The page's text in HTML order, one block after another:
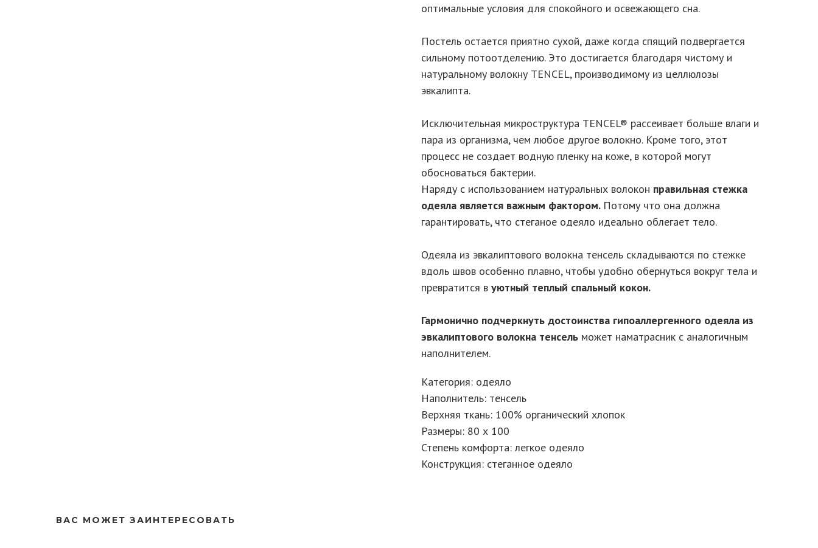
оптимальные условия для спокойного и освежающего сна.
Постель остается приятно сухой, даже когда спящий подвергается
сильному потоотделению. Это достигается благодаря чистому и
натуральному волокну TENCEL, производимому из целлюлозы
эвкалипта.
Исключительная микроструктура TENCEL® рассеивает больше влаги и
пара из организма, чем любое другое волокно. Кроме того, этот
процесс не создает водную пленку на коже, в которой могут
обосноваться бактерии.
Наряду с использованием натуральных волокон правильная стежка
одеяла является важным фактором. Потому что она должна
гарантировать, что стеганое одеяло идеально облегает тело.
Одеяла из эвкалиптового волокна тенсель складываются по стежке
вдоль швов особенно плавно, чтобы удобно обернуться вокруг тела и
превратится в уютный теплый спальный кокон.
Гармонично подчеркнуть достоинства гипоаллергенного одеяла из
эвкалиптового волокна тенсель может наматрасник с аналогичным
наполнителем.
Категория: одеяло
Наполнитель: тенсель
Верхняя ткань: 100% органический хлопок
Размеры: 80 х 100
Степень комфорта: легкое одеяло
Конструкция: стеганное одеяло
ВАС МОЖЕТ ЗАИНТЕРЕСОВАТЬ